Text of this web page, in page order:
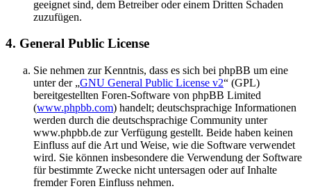
geeignet sind, dem Betreiber oder einem Dritten Schaden
zuzufügen.
4. General Public License
Sie nehmen zur Kenntnis, dass es sich bei phpBB um eine
unter der „GNU General Public License v2“ (GPL)
bereitgestellten Foren-Software von phpBB Limited
(www.phpbb.com) handelt; deutschsprachige Informationen
werden durch die deutschsprachige Community unter
www.phpbb.de zur Verfügung gestellt. Beide haben keinen
Einfluss auf die Art und Weise, wie die Software verwendet
wird. Sie können insbesondere die Verwendung der Software
für bestimmte Zwecke nicht untersagen oder auf Inhalte
fremder Foren Einfluss nehmen.